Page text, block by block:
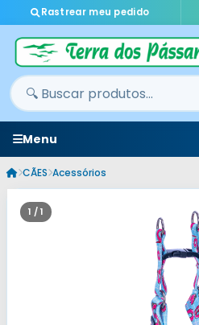
Rastrear meu pedido
Menu
CÃES Acessórios
1 / 1